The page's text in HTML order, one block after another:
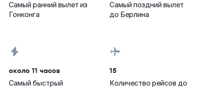
Самый ранний вылет из
Гонконга
Самый поздний вылет
до Берлина
около 11 часов
Самый быстрый
15
Количество рейсов до